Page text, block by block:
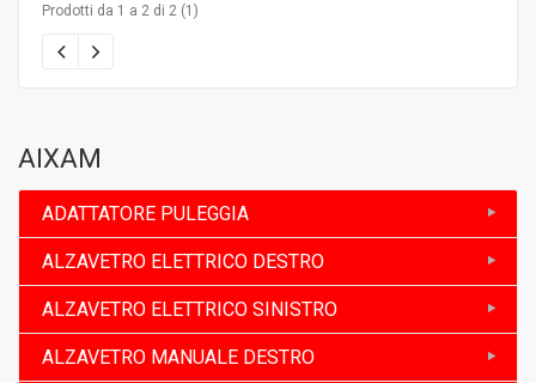
Prodotti da 1 a 2 di 2 (1)
AIXAM
ADATTATORE PULEGGIA
ALZAVETRO ELETTRICO DESTRO
ALZAVETRO ELETTRICO SINISTRO
ALZAVETRO MANUALE DESTRO